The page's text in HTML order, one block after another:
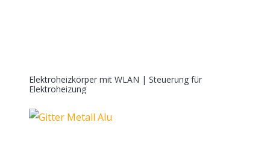
Elektroheizkörper mit WLAN | Steuerung für
Elektroheizung